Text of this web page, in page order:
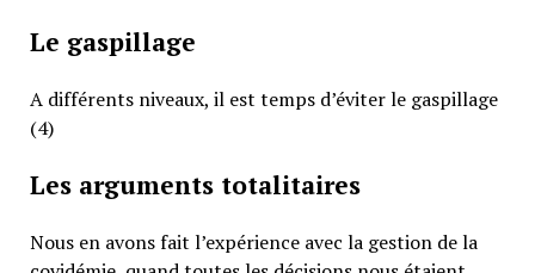
Le gaspillage
A différents niveaux, il est temps d’éviter le gaspillage
(4)
Les arguments totalitaires
Nous en avons fait l’expérience avec la gestion de la